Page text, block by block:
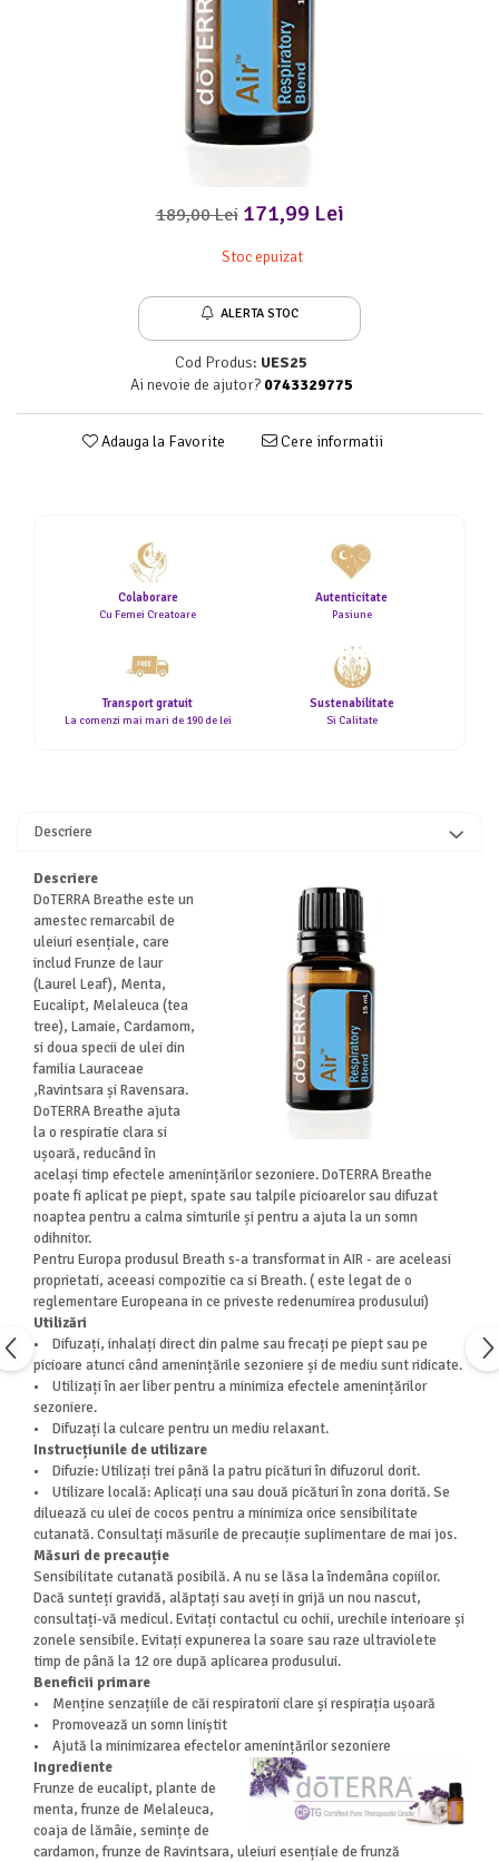
189,00 Lei 171,99 Lei
Stoc epuizat
ALERTA STOC
Cod Produs: UES25
Ai nevoie de ajutor? 0743329775
Adauga la Favorite Cere informatii
Colaborare
Cu Femei Creatoare
Autenticitate
Pasiune
Transport gratuit
La comenzi mai mari de 190 de lei
Sustenabilitate
Si Calitate
Descriere
Descriere
DoTERRA Breathe este un
amestec remarcabil de
uleiuri esențiale, care
includ Frunze de laur
(Laurel Leaf), Menta,
Eucalipt, Melaleuca (tea
tree), Lamaie, Cardamom,
si doua specii de ulei din
familia Lauraceae
,Ravintsara și Ravensara.
DoTERRA Breathe ajuta
la o respiratie clara si
ușoară, reducând în
același timp efectele amenințărilor sezoniere. DoTERRA Breathe
poate fi aplicat pe piept, spate sau talpile picioarelor sau difuzat
noaptea pentru a calma simturile și pentru a ajuta la un somn
odihnitor.
Pentru Europa produsul Breath s-a transformat in AIR - are aceleasi
proprietati, aceeasi compozitie ca si Breath. ( este legat de o
reglementare Europeana in ce priveste redenumirea produsului)
Utilizări
• Difuzați, inhalați direct din palme sau frecați pe piept sau pe
picioare atunci când amenințările sezoniere și de mediu sunt ridicate.
• Utilizați în aer liber pentru a minimiza efectele amenințărilor
sezoniere.
• Difuzați la culcare pentru un mediu relaxant.
Instrucțiunile de utilizare
• Difuzie: Utilizați trei până la patru picături în difuzorul dorit.
• Utilizare locală: Aplicați una sau două picături în zona dorită. Se
diluează cu ulei de cocos pentru a minimiza orice sensibilitate
cutanată. Consultați măsurile de precauție suplimentare de mai jos.
Măsuri de precauție
Sensibilitate cutanată posibilă. A nu se lăsa la îndemâna copiilor.
Dacă sunteți gravidă, alăptați sau aveți in grijă un nou nascut,
consultați-vă medicul. Evitați contactul cu ochii, urechile interioare și
zonele sensibile. Evitați expunerea la soare sau raze ultraviolete
timp de până la 12 ore după aplicarea produsului.
Beneficii primare
• Menține senzațiile de căi respiratorii clare și respirația ușoară
• Promovează un somn liniștit
• Ajută la minimizarea efectelor amenințărilor sezoniere
Ingrediente
Frunze de eucalipt, plante de
menta, frunze de Melaleuca,
coaja de lămâie, semințe de
cardamon, frunze de Ravintsara, uleiuri esențiale de frunză